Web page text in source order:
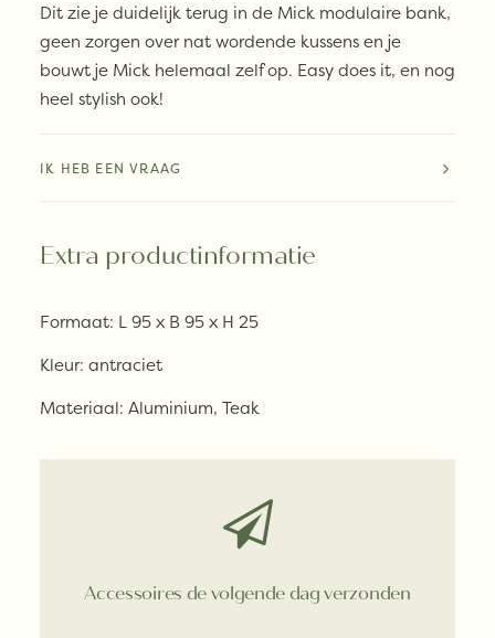
Dit zie je duidelijk terug in de Mick modulaire bank,
geen zorgen over nat wordende kussens en je
bouwt je Mick helemaal zelf op. Easy does it, en nog
heel stylish ook!
IK HEB EEN VRAAG
Extra productinformatie
Formaat: L 95 x B 95 x H 25
Kleur: antraciet
Materiaal: Aluminium, Teak
Accessoires de volgende dag verzonden